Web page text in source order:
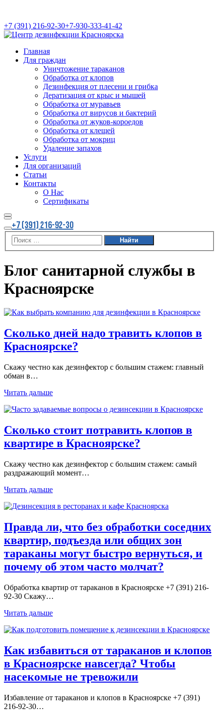
+7 (391) 216-92-30+7-930-333-41-42
Главная
Для граждан
Уничтожение тараканов
Обработка от клопов
Дезинфекция от плесени и грибка
Дератизация от крыс и мышей
Обработка от муравьев
Обработка от вирусов и бактерий
Обработка от жуков-короедов
Обработка от клещей
Обработка от мокриц
Удаление запахов
Услуги
Для организаций
Статьи
Контакты
О Нас
Сертификаты
Найти
Больше
информации
Главное
меню
+7 (391) 216-92-30
Блог санитарной службы в
Красноярске
Сколько дней надо травить клопов в
Красноярске?
Скажу честно как дезинфектор с большим стажем: главный
обман в…
Читать дальше
Сколько стоит потравить клопов в
квартире в Красноярске?
Скажу честно как дезинфектор с большим стажем: самый
раздражающий момент…
Читать дальше
Правда ли, что без обработки соседних
квартир, подъезда или общих зон
тараканы могут быстро вернуться, и
почему об этом часто молчат?
Обработка квартир от тараканов в Красноярске +7 (391) 216-
92-30 Скажу…
Читать дальше
Как избавиться от тараканов и клопов
в Красноярске навсегда? Чтобы
насекомые не тревожили
Избавление от тараканов и клопов в Красноярске +7 (391)
216-92-30…